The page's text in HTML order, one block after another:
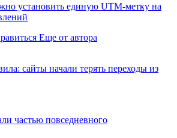
установить единую UTM-метку на
Еще от автора
сайты начали терять переходы из
частью повседневного